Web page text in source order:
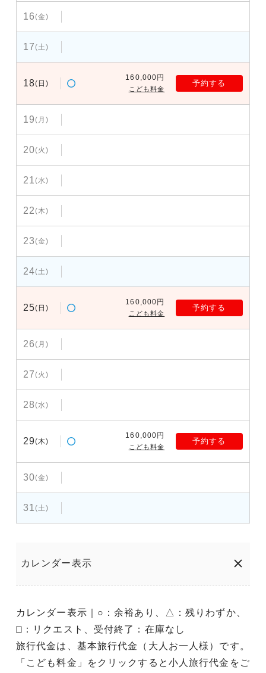
16(金)
17(土)
18(日)
160,000円
こども料金
予約する
19(月)
20(火)
21(水)
22(木)
23(金)
24(土)
25(日)
160,000円
こども料金
予約する
26(月)
27(火)
28(水)
29(木)
160,000円
こども料金
予約する
30(金)
31(土)
カレンダー表示
カレンダー表示｜○：余裕あり、△：残りわずか、
□：リクエスト、受付終了：在庫なし
旅行代金は、基本旅行代金（大人お一人様）です。
「こども料金」をクリックすると小人旅行代金をご